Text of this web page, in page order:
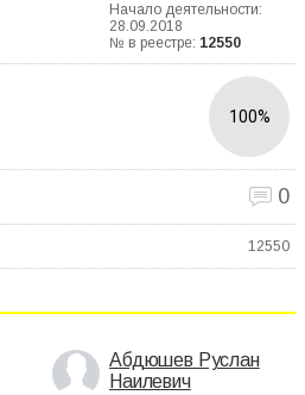
Начало деятельности:
28.09.2018
№ в реестре: 12550
100%
0
12550
Абдюшев Руслан
Наилевич